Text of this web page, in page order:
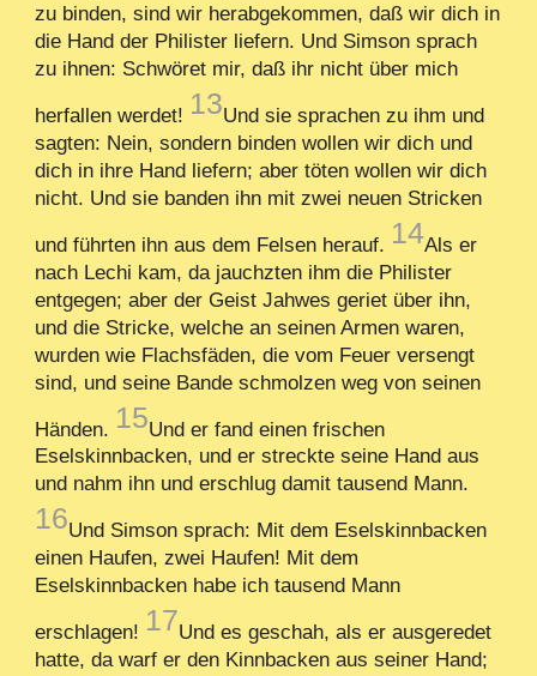
zu binden, sind wir herabgekommen, daß wir dich in
die Hand der Philister liefern. Und Simson sprach
zu ihnen: Schwöret mir, daß ihr nicht über mich
herfallen werdet! 13Und sie sprachen zu ihm und
sagten: Nein, sondern binden wollen wir dich und
dich in ihre Hand liefern; aber töten wollen wir dich
nicht. Und sie banden ihn mit zwei neuen Stricken
und führten ihn aus dem Felsen herauf. 14Als er
nach Lechi kam, da jauchzten ihm die Philister
entgegen; aber der Geist Jahwes geriet über ihn,
und die Stricke, welche an seinen Armen waren,
wurden wie Flachsfäden, die vom Feuer versengt
sind, und seine Bande schmolzen weg von seinen
Händen. 15Und er fand einen frischen
Eselskinnbacken, und er streckte seine Hand aus
und nahm ihn und erschlug damit tausend Mann.
16Und Simson sprach: Mit dem Eselskinnbacken
einen Haufen, zwei Haufen! Mit dem
Eselskinnbacken habe ich tausend Mann
erschlagen! 17Und es geschah, als er ausgeredet
hatte, da warf er den Kinnbacken aus seiner Hand;